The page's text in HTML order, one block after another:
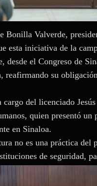
Bonilla Valverde,
esta iniciativa de la
desde el Congreso de
reafirmando su
del licenciado
quien presentó
en Sinaloa.
no es una práctica del
de seguridad,